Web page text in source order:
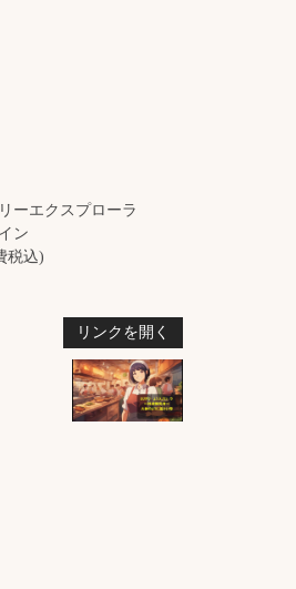
ーエクスプローラ
ン
税込)
リンクを開く